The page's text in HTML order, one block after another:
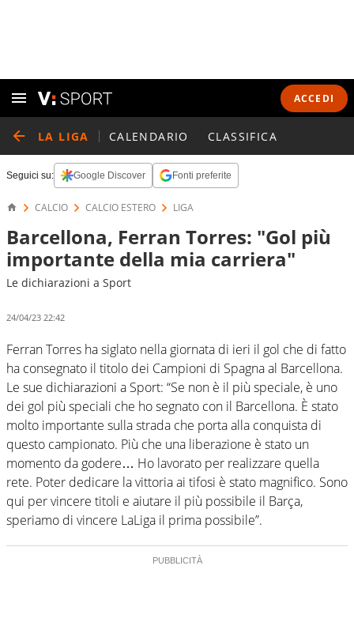
ACCEDI
LA LIGA CALENDARIO CLASSIFICA
Seguici su: Google Discover Fonti preferite
CALCIO CALCIO ESTERO LIGA
Barcellona, Ferran Torres: "Gol più
importante della mia carriera"
Le dichiarazioni a Sport
24/04/23 22:42
Ferran Torres ha siglato nella giornata di ieri il gol che di fatto
ha consegnato il titolo dei Campioni di Spagna al Barcellona.
Le sue dichiarazioni a Sport: “Se non è il più speciale, è uno
dei gol più speciali che ho segnato con il Barcellona. È stato
molto importante sulla strada che porta alla conquista di
questo campionato. Più che una liberazione è stato un
momento da godere… Ho lavorato per realizzare quella
rete. Poter dedicare la vittoria ai tifosi è stato magnifico. Sono
qui per vincere titoli e aiutare il più possibile il Barça,
speriamo di vincere LaLiga il prima possibile”.